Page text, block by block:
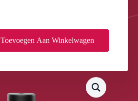
Toevoegen Aan Winkelwagen